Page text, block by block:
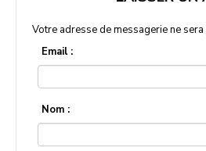
Votre adresse de messagerie ne
Email :
Nom :